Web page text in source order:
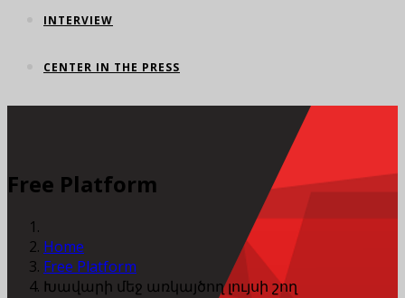
INTERVIEW
CENTER IN THE PRESS
Free Platform
Home
Free Platform
Խավարի մեջ առկայծող լույսի շող